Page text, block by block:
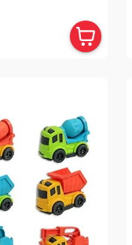
Date, de
la plus
ancienne
à la plus
récente
Date, de
la plus